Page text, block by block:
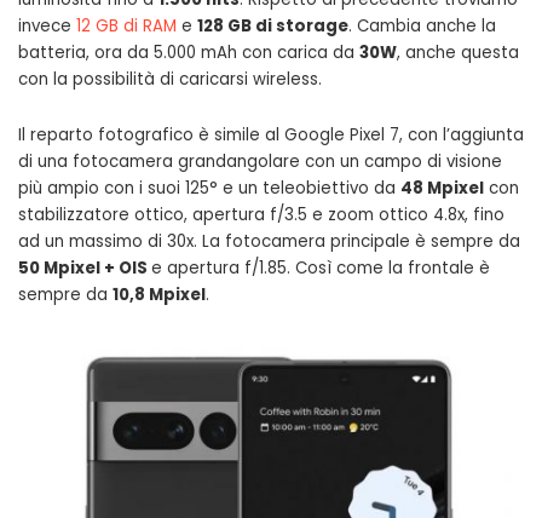
invece 12 GB di RAM e 128 GB di storage. Cambia anche la
batteria, ora da 5.000 mAh con carica da 30W, anche questa
con la possibilità di caricarsi wireless.
Il reparto fotografico è simile al Google Pixel 7, con l’aggiunta
di una fotocamera grandangolare con un campo di visione
più ampio con i suoi 125° e un teleobiettivo da 48 Mpixel con
stabilizzatore ottico, apertura f/3.5 e zoom ottico 4.8x, fino
ad un massimo di 30x. La fotocamera principale è sempre da
50 Mpixel + OIS e apertura f/1.85. Così come la frontale è
sempre da 10,8 Mpixel.